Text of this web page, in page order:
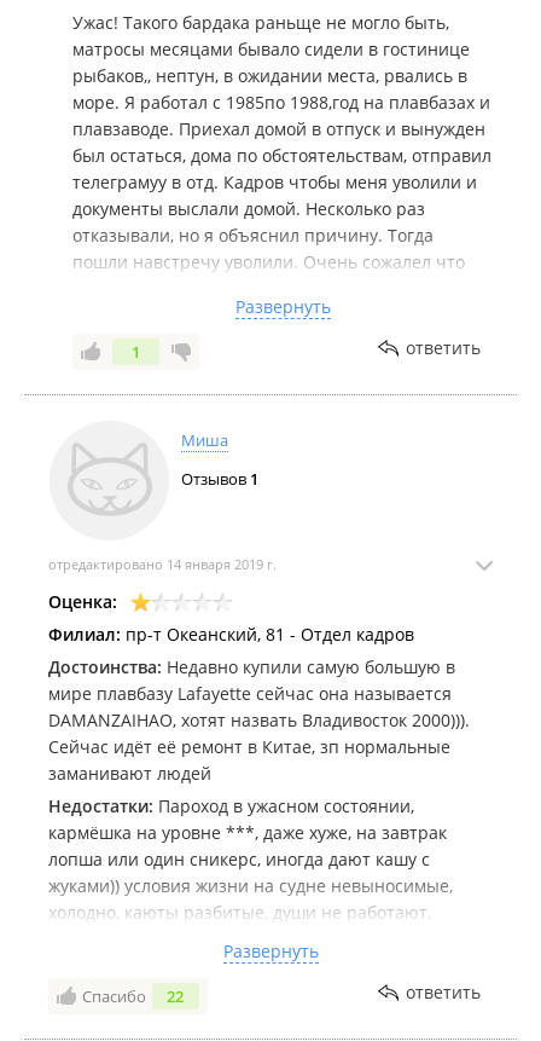
Ужас! Такого бардака раньще не могло быть,
матросы месяцами бывало сидели в гостинице
рыбаков,, нептун, в ожидании места, рвались в
море. Я работал с 1985по 1988,год на плавбазах и
плавзаводе. Приехал домой в отпуск и вынужден
был остаться, дома по обстоятельствам, отправил
телеграмуу в отд. Кадров чтобы меня уволили и
документы выслали домой. Несколько раз
отказывали, но я объяснил причину. Тогда
пошли навстречу уволили. Очень сожалел что
Отнощения между командой были отличные,
народ был со всего ссср. Получали неплохо,
летом больше, зимой немного по меньше.
Конечно были в команде и сексоты и козлы, но
помню.
Развернуть
1 ответить
Миша
Отзывов 1
отредактировано 14 января 2019 г.
Оценка:
Филиал: пр-т Океанский, 81 - Отдел кадров
Достоинства: Недавно купили самую большую в
мире плавбазу Lafayette сейчас она называется
DAMANZAIHAO, хотят назвать Владивосток 2000))).
Сейчас идёт её ремонт в Китае, зп нормальные
заманивают людей
Недостатки: Пароход в ужасном состоянии,
кармёшка на уровне ***, даже хуже, на завтрак
лопша или один сникерс, иногда дают кашу с
жуками)) условия жизни на судне невыносимые,
холодно, каюты разбитые, души не работают,
гнилые, рефка только с виду вроде всё хорошо, но
под изоляцией сантиметровый слой ржавчины
Развернуть
Спасибо 22 ответить